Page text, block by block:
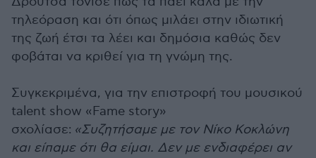
τηλεόραση και ότι όπως μιλάει στην ιδιωτική
της ζωή έτσι τα λέει και δημόσια καθώς δεν
φοβάται να κριθεί για τη γνώμη της.
Συγκεκριμένα, για την επιστροφή του μουσικού
talent show «Fame story»
σχολίασε: «Συζητήσαμε με τον Νίκο Κοκλώνη
και είπαμε ότι θα είμαι. Δεν με ενδιαφέρει αν